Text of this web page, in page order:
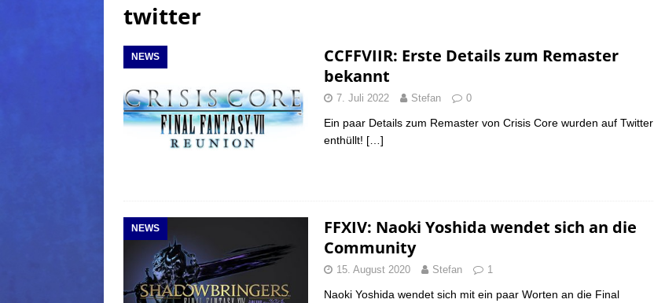
[ 5. August 2026 ]
(Normal) FINAL FANTASY
[ 5. August 2026 ] FFXIV: Das nördliche Kreszentia – Fork-Turm: Magie – Boss 4: Index (Normal)
twitter
NEWS
CCFFVIIR: Erste Details zum Remaster
bekannt
7. Juli 2022 Stefan 0
Ein paar Details zum Remaster von Crisis Core wurden auf Twitter
enthüllt! […]
NEWS
FFXIV: Naoki Yoshida wendet sich an die
Community
15. August 2020 Stefan 1
Naoki Yoshida wendet sich mit ein paar Worten an die Final